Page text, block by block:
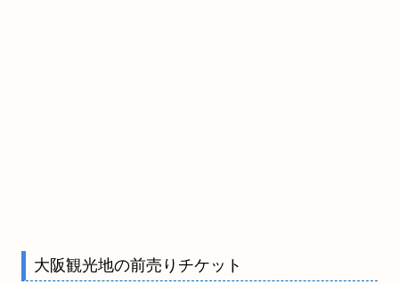
大阪観光地の前売りチケット